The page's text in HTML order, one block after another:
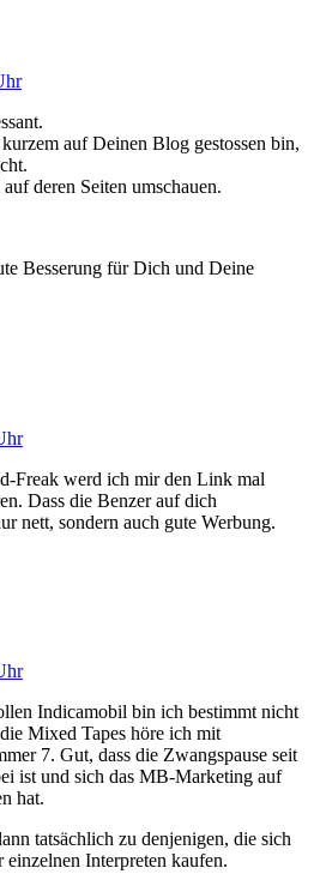
auf Deinen Blog gestossen bin,
deren Seiten umschauen.
Besserung für Dich und Deine
Freak werd ich mir den Link mal
Dass die Benzer auf dich
nett, sondern auch gute Werbung.
Indicamobil bin ich bestimmt nicht
Mixed Tapes höre ich mit
7. Gut, dass die Zwangspause seit
ist und sich das MB-Marketing auf
hat.
tatsächlich zu denjenigen, die sich
Interpreten kaufen.